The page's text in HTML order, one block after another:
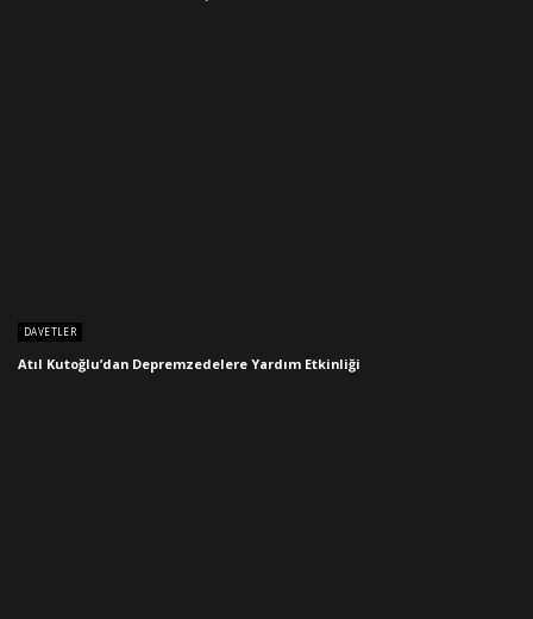
DAVETLER
Atıl Kutoğlu’dan Depremzedelere Yardım Etkinliği